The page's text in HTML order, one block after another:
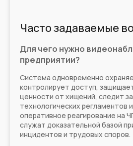
Часто задаваемые
Для чего нужно
предприятии?
Система одновременно
контролирует доступ,
ценности от хищений, следит
технологических регламентов
оперативное реагирование на
служат доказательной базой
инцидентов и трудовых споров.